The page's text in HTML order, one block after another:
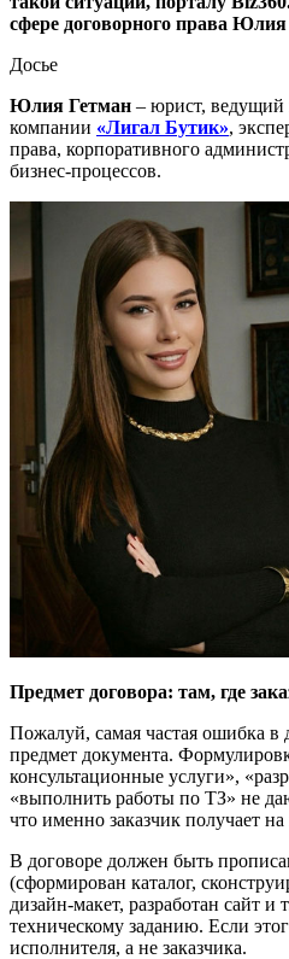
сфере договорного права
Досье
Юлия Гетман – юрист, ведущий
компании «Лигал Бутик»,
права, корпоративного
бизнес-процессов.
Предмет договора: там, где
Пожалуй, самая частая ошибка в
предмет документа.
консультационные услуги»,
«выполнить работы по ТЗ» не
что именно заказчик получает
В договоре должен быть
(сформирован каталог,
дизайн-макет, разработан сайт и
техническому заданию. Если
исполнителя, а не заказчика.